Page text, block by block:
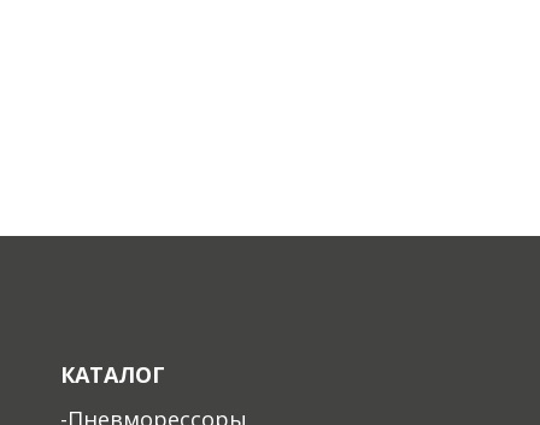
КАТАЛОГ
-Пневморессоры